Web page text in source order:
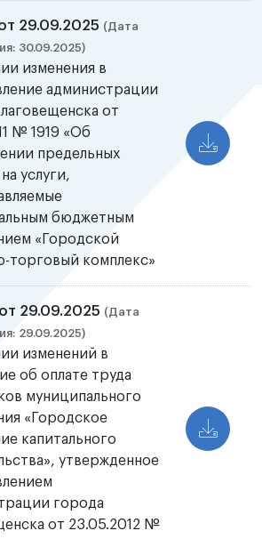
29.09.2025 (Дата
30.09.2025)
изменения в
администрации
от
№ 1919 «Об
предельных
услуги,
бюджетным
«Городской
торговый комплекс»
29.09.2025 (Дата
29.09.2025)
изменений в
об оплате труда
муниципального
«Городское
капитального
утвержденное
города
от 23.05.2012 №